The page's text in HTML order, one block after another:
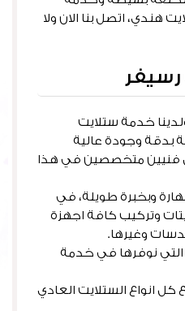
هندي، اتصل بنا الان ولا
خدمة ستلايت
مدار 24 ساعة بدقة وجودة عالية
فنيين متخصصين في هذا
وبخبرة طويلة، في
وتركيب كافة اجهزة
وغيرها.
نوفرها في خدمة
انواع الستلايت العادي